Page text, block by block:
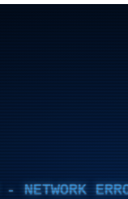
NETWORK